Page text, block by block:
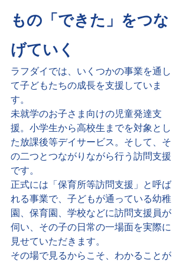
もの「できた」をつな
げていく
ラフダイでは、いくつかの事業を通し
て子どもたちの成長を支援していま
す。
未就学のお子さま向けの児童発達支
援。小学生から高校生までを対象とし
た放課後等デイサービス。そして、そ
の二つとつながりながら行う訪問支援
です。
正式には「保育所等訪問支援」と呼ば
れる事業で、子どもが通っている幼稚
園、保育園、学校などに訪問支援員が
伺い、その子の日常の一場面を実際に
見せていただきます。
その場で見るからこそ、わかることが